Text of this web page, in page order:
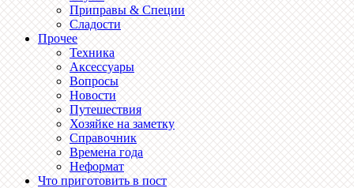
Приправы & Специи
Сладости
Прочее
Техника
Аксессуары
Вопросы
Новости
Путешествия
Хозяйке на заметку
Справочник
Времена года
Неформат
Что приготовить в пост